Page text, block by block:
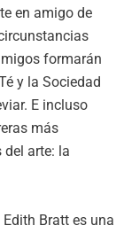
en amigo de
formarán
y la Sociedad
E incluso
más
arte: la
Bratt es una